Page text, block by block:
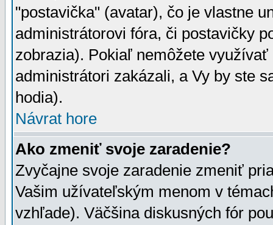
"postavička" (avatar), čo je vlastne
administrátorovi fóra, či postavičky
zobrazia). Pokiaľ nemôžete
administrátori zakázali, a Vy by ste
hodia).
Návrat hore
Ako zmeniť svoje zaradenie?
Zvyčajne svoje zaradenie zmeniť
Vašim užívateľským menom v
vzhľade). Väčšina diskusných fór